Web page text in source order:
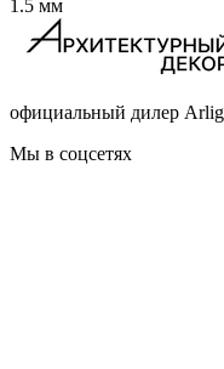
1.5 мм
официальный дилер
Мы в соцсетях